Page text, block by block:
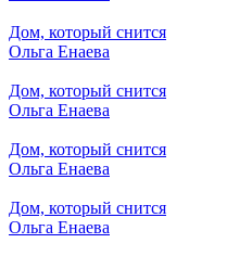
Дом, который снится
Ольга Енаева
Дом, который снится
Ольга Енаева
Дом, который снится
Ольга Енаева
Дом, который снится
Ольга Енаева